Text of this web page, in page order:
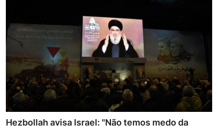
Hezbollah avisa Israel: "Não temos medo da